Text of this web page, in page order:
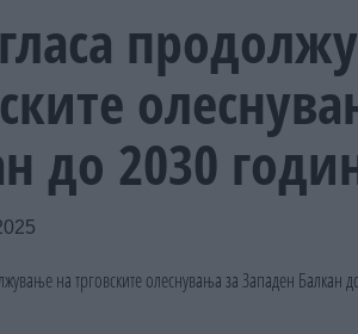
до 2030